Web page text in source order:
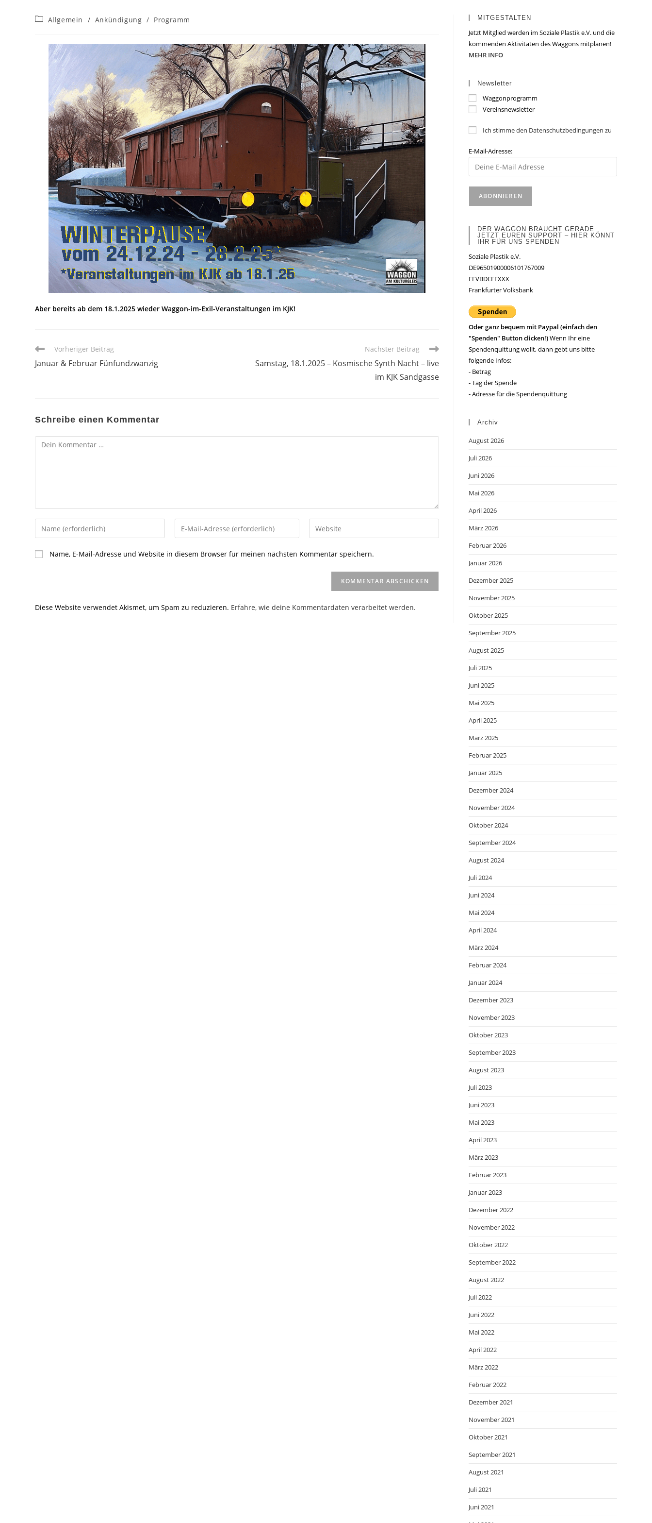
Beitrags-
Allgemein / Ankündigung / Programm
Aber bereits ab dem 18.1.2025 wieder Waggon-im-Exil-Veranstaltungen im KJK!
Weitere
ansehen
Vorheriger Beitrag
Januar & Februar Fünfundzwanzig
Nächster Beitrag
Samstag, 18.1.2025 – Kosmische Synth Nacht – live
im KJK Sandgasse
Schreibe einen Kommentar
Kommentar
Gib
deinen
Namen
oder
ein
Gib
deine
ein
Gib
deine
Name, E-Mail-Adresse und Website in diesem Browser für meinen nächsten Kommentar speichern.
Diese Website verwendet Akismet, um Spam zu reduzieren. Erfahre, wie deine Kommentardaten verarbeitet werden.
MITGESTALTEN
Jetzt Mitglied werden im Soziale Plastik e.V. und die
kommenden Aktivitäten des Waggons mitplanen!
MEHR INFO
Newsletter
Waggonprogramm
Vereinsnewsletter
Ich stimme den Datenschutzbedingungen zu
E-Mail-Adresse:
DER WAGGON BRAUCHT GERADE
JETZT EUREN SUPPORT – HIER KÖNNT
IHR FÜR UNS SPENDEN
Soziale Plastik e.V.
DE96501900006101767009
FFVBDEFFXXX
Frankfurter Volksbank
Oder ganz bequem mit Paypal (einfach den
"Spenden" Button clicken!)Wenn Ihr eine
Spendenquittung wollt, dann gebt uns bitte
folgende Infos:
- Betrag
- Tag der Spende
- Adresse für die Spendenquittung
Archiv
August 2026
Juli 2026
Juni 2026
Mai 2026
April 2026
März 2026
Februar 2026
Januar 2026
Dezember 2025
November 2025
Oktober 2025
September 2025
August 2025
Juli 2025
Juni 2025
Mai 2025
April 2025
März 2025
Februar 2025
Januar 2025
Dezember 2024
November 2024
Oktober 2024
September 2024
August 2024
Juli 2024
Juni 2024
Mai 2024
April 2024
März 2024
Februar 2024
Januar 2024
Dezember 2023
November 2023
Oktober 2023
September 2023
August 2023
Juli 2023
Juni 2023
Mai 2023
April 2023
März 2023
Februar 2023
Januar 2023
Dezember 2022
November 2022
Oktober 2022
September 2022
August 2022
Juli 2022
Juni 2022
Mai 2022
April 2022
März 2022
Februar 2022
Dezember 2021
November 2021
Oktober 2021
September 2021
August 2021
Juli 2021
Juni 2021